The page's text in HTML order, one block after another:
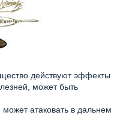
действуют эффекты
может быть
атаковать в дальнем